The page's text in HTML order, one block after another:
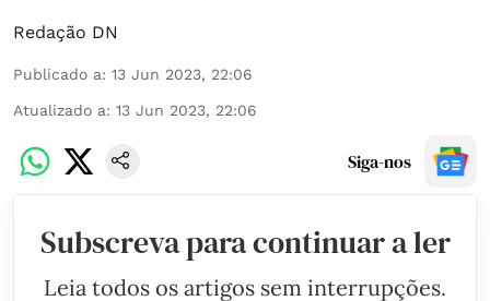
Redação DN
Publicado a: 13 Jun 2023, 22:06
Atualizado a: 13 Jun 2023, 22:06
Siga-nos
Subscreva para continuar a ler
Leia todos os artigos sem interrupções.